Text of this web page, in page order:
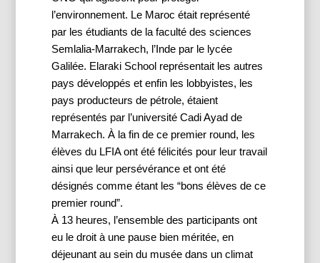
l’environnement. Le Maroc était représenté
par les étudiants de la faculté des sciences
Semlalia-Marrakech, l’Inde par le lycée
Galilée. Elaraki School représentait les autres
pays développés et enfin les lobbyistes, les
pays producteurs de pétrole, étaient
représentés par l’université Cadi Ayad de
Marrakech. À la fin de ce premier round, les
élèves du LFIA ont été félicités pour leur travail
ainsi que leur persévérance et ont été
désignés comme étant les “bons élèves de ce
premier round”.
À 13 heures, l’ensemble des participants ont
eu le droit à une pause bien méritée, en
déjeunant au sein du musée dans un climat